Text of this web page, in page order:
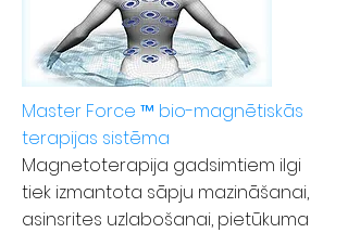
Master Force ™ bio-magnētiskās
terapijas sistēma
Magnetoterapija gadsimtiem ilgi
tiek izmantota sāpju mazināšanai,
asinsrites uzlabošanai, pietūkuma